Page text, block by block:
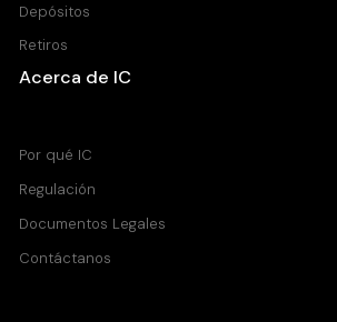
Depósitos
Retiros
Acerca de IC
Por qué IC
Regulación
Documentos Legales
Contáctanos